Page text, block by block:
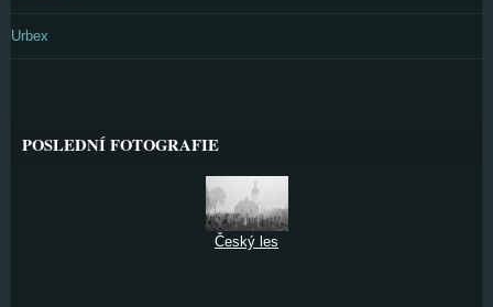
Urbex
POSLEDNÍ FOTOGRAFIE
Český les